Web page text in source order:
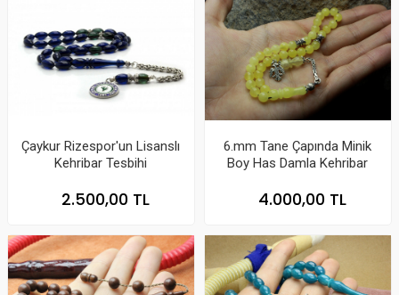
Çaykur Rizespor'un Lisanslı
Kehribar Tesbihi
2.500,00 TL
6.mm Tane Çapında Minik
Boy Has Damla Kehribar
4.000,00 TL